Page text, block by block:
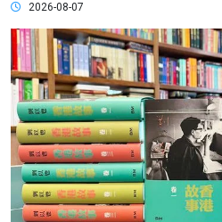
2026-08-07